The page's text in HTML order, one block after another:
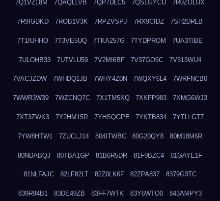
7Q1VZL8M 7QAQLLVB 7QP7DLC5 7QSLGYCU 7R0ZOLUX
7R9IGDKD 7ROB1V3K 7RPZVSPJ 7RX9CIDZ 7SH2DRLB
7T1IUHHO 7T3VE5UQ 7TKA257G 7TYDPROM 7UA3TIBE
7ULOHB33 7UTVLU59 7V2MI6BF 7V37GO5C 7V513WU4
7VACJZDW 7WHDQ1JB 7WHY4Z0N 7WQXY6L4 7WRFNCB0
7WWR3W39 7WZCNQ7C 7X1TM5XQ 7XKFP983 7XMG6WJ3
7XT3ZWK3 7Y2HM15R 7YHSQGPE 7YKTB834 7YTLLGT7
7YW8HTW1 7ZUCLJ14 804ITWBC 80G20QY8 80M18M6R
80NDABQJ 80TBA1GP 81B6R5DR 81F9BZC4 81GAYE1F
81NLFAJC 82LF82LT 82Z0LK6F 82ZPA837 8379G3TC
839R94B1 83DE49ZB 83FF7WTK 83Y6WTO0 843AMPY3